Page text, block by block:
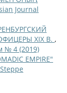
Journal
XIX В. ,
№ 4 (2019)
EMPIRE"